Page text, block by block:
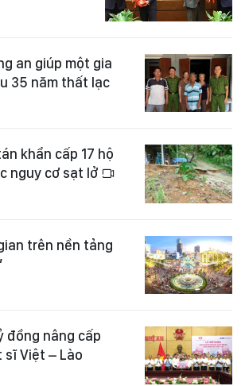
an giúp một gia
35 năm thất lạc
khẩn cấp 17 hộ
nguy cơ sạt lở
trên nền tảng
đồng nâng cấp
sĩ Việt – Lào